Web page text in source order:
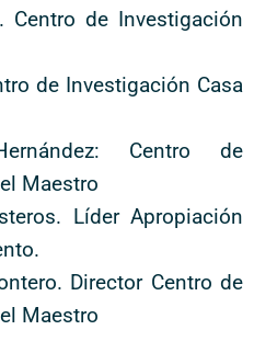
Centro de Investigación
de Investigación Casa
Centro de
Maestro
Líder Apropiación
Director Centro de
Maestro